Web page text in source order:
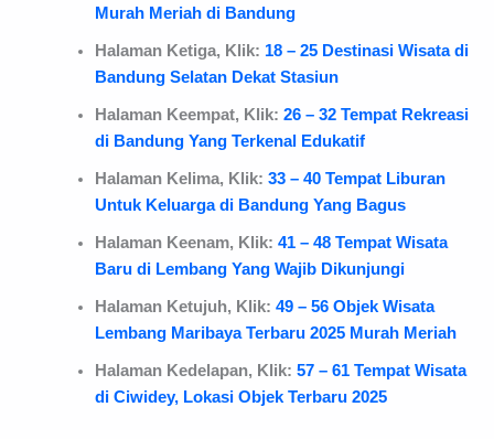
Murah Meriah di Bandung
Halaman Ketiga, Klik: 18 – 25 Destinasi Wisata di
Bandung Selatan Dekat Stasiun
Halaman Keempat, Klik:26 – 32 Tempat Rekreasi
di Bandung Yang Terkenal Edukatif
Halaman Kelima, Klik:33 – 40 Tempat Liburan
Untuk Keluarga di Bandung Yang Bagus
Halaman Keenam, Klik:41 – 48 Tempat Wisata
Baru di Lembang Yang Wajib Dikunjungi
Halaman Ketujuh, Klik:49 – 56 Objek Wisata
Lembang Maribaya Terbaru 2025 Murah Meriah
Halaman Kedelapan, Klik:57 – 61 Tempat Wisata
di Ciwidey, Lokasi Objek Terbaru 2025